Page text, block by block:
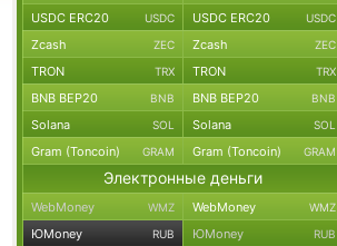
USDC ERC20 USDC USDC ERC20 USDC
Zcash ZEC Zcash ZEC
TRON TRX TRON TRX
BNB BEP20 BNB BNB BEP20 BNB
Solana SOL Solana SOL
Gram (Toncoin) GRAM Gram (Toncoin) GRAM
Электронные деньги
WebMoney WMZ WebMoney WMZ
ЮMoney RUB ЮMoney RUB